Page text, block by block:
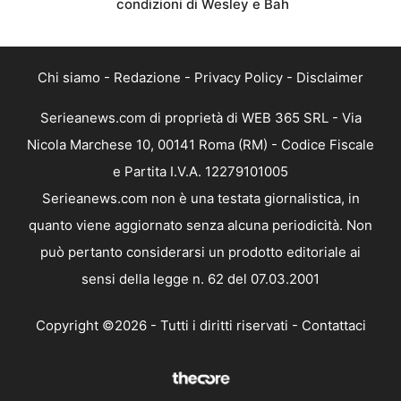
condizioni di Wesley e Bah
Chi siamo - Redazione - Privacy Policy - Disclaimer
Serieanews.com di proprietà di WEB 365 SRL - Via
Nicola Marchese 10, 00141 Roma (RM) - Codice Fiscale
e Partita I.V.A. 12279101005
Serieanews.com non è una testata giornalistica, in
quanto viene aggiornato senza alcuna periodicità. Non
può pertanto considerarsi un prodotto editoriale ai
sensi della legge n. 62 del 07.03.2001
Copyright ©2026 - Tutti i diritti riservati - Contattaci